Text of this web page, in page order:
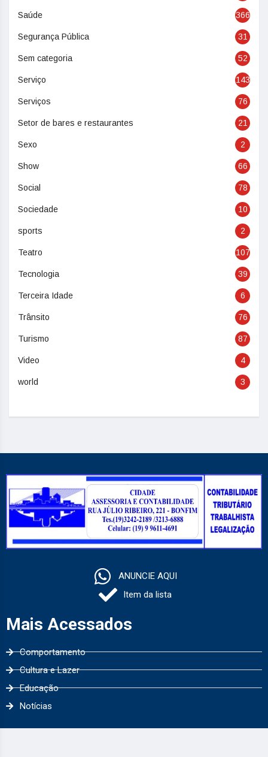
Saúde 366
Segurança Pública 31
Sem categoria 52
Serviço 143
Serviços 76
Setor de bares e restaurantes 21
Sexo 2
Show 66
Social 78
Sociedade 10
sports 2
Teatro 107
Tecnologia 39
Terceira Idade 6
Trânsito 76
Turismo 87
Video 4
world 3
ANUNCIE AQUI
Item da lista
Mais Acessados
Comportamento
Cultura e Lazer
Educação
Notícias